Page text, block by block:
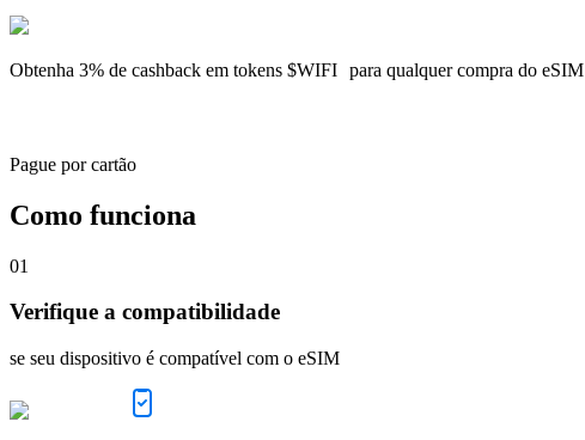
Obtenha 3% de cashback em tokens $WIFI para qualquer compra do eSIM
Pague por cartão
Como funciona
01
Verifique a compatibilidade
se seu dispositivo é compatível com o eSIM